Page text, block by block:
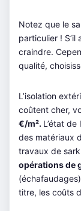
Notez que le
particulier ! S’il
craindre.
qualité,
L’isolation
coûtent cher,
€/m². L’état
des matériaux
travaux de
opérations de
titre, les coûts